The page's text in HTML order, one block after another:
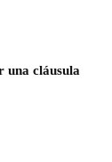
una cláusula